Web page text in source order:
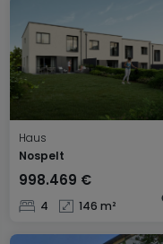
Haus
Nospelt
998.469 €
4 146 m²